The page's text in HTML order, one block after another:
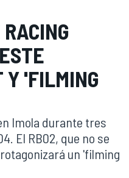
Y 'FILMING
Imola durante tres
El RB02, que no se
un 'filming